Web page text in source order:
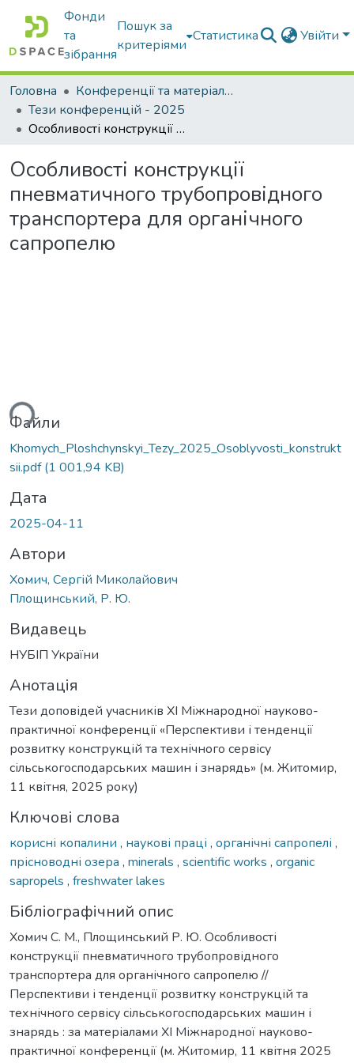
Фонди
та
зібрання
Пошук за
критеріями
Статистика Увійти
Головна
Конференції та матеріали конференцій
Тези конференцій - 2025
Особливості конструкції пневматичного трубопровідного транспортера для органічного сапропелю
Особливості конструкції
пневматичного трубопровідного
транспортера для органічного
сапропелю
Файли
Khomych_Ploshchynskyi_Tezy_2025_Osoblyvosti_konstrukt
sii.pdf(1 001,94 KB)
Дата
2025-04-11
Автори
Хомич, Сергій Миколайович
Площинський, Р. Ю.
Видавець
НУБІП України
Анотація
Тези доповідей учасників XI Міжнародної науково-
практичної конференції «Перспективи і тенденції
розвитку конструкцій та технічного сервісу
сільськогосподарських машин і знарядь» (м. Житомир,
11 квітня, 2025 року)
Ключові слова
корисні копалини , наукові праці , органічні сапропелі ,
прісноводні озера , minerals , scientific works , organic
sapropels , freshwater lakes
Бібліографічний опис
Хомич С. М., Площинський Р. Ю. Особливості
конструкції пневматичного трубопровідного
транспортера для органічного сапропелю //
Перспективи і тенденції розвитку конструкцій та
технічного сервісу сільськогосподарських машин і
знарядь : за матеріалами XI Міжнародної науково-
практичної конференції (м. Житомир, 11 квітня 2025